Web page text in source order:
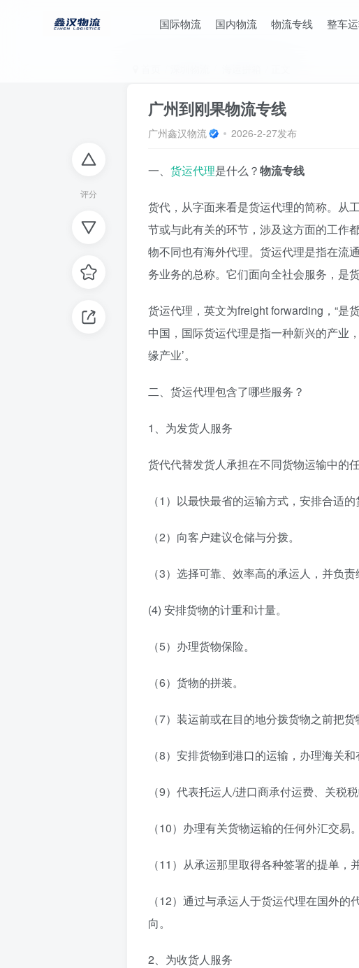
国际物流 国内物流 物流专线 整车
评分
广州到刚果物流专线
广州鑫汉物流 2026-2-27发布
一、 货运代理是什么？物流专线
货代，从字面来看是货运代理的简称。从
节或与此有关的环节，涉及这方面的工作
物不同也有海外代理。货运代理是指在流
务业务的总称。它们面向全社会服务，是
货运代理，英文为freight forwarding，“是
中国，国际货运代理是指一种新兴的产业
缘产业’。
二、货运代理包含了哪些服务？
1、为发货人服务
货代代替发货人承担在不同货物运输中的
（1）以最快最省的运输方式，安排合适
（2）向客户建议仓储与分拨。
（3）选择可靠、效率高的承运人，并负责
(4) 安排货物的计重和计量。
（5）办理货物保险。
（6）货物的拼装。
（7）装运前或在目的地分拨货物之前把货
（8）安排货物到港口的运输，办理海关
（9）代表托运人/进口商承付运费、关税税
（10）办理有关货物运输的任何外汇交易。
（11）从承运那里取得各种签署的提单，
（12）通过与承运人于货运代理在国外
向。
2、为收货人服务